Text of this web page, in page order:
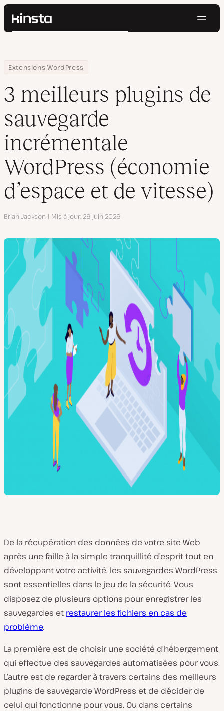
Kinsta®
Prix
Contact
Rechercher
Home
Centre de ressources
Blog
Extensions WordPress
3 meilleurs plugins de sauvegarde incrémentale WordPress
3 meilleurs plugins de
sauvegarde
incrémentale
WordPress (économie
d’espace et de vitesse)
Auteur
Brian Jackson Mis à jour 26 juin 2026
De la récupération des données de votre site Web
après une faille à la simple tranquillité d’esprit tout en
développant votre activité, les sauvegardes WordPress
sont essentielles dans le jeu de la sécurité. Vous
disposez de plusieurs options pour enregistrer les
sauvegardes et restaurer les fichiers en cas de
problème.
La première est de choisir une société d’hébergement
qui effectue des sauvegardes automatisées pour vous.
L’autre est de regarder à travers certains des meilleurs
plugins de sauvegarde WordPress et de décider de
celui qui fonctionne pour vous. Ou dans certains